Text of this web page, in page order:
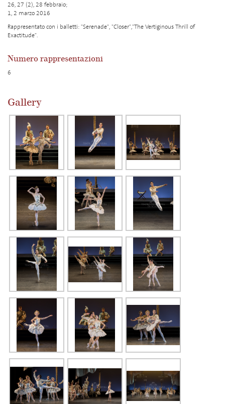
26, 27 (2), 28 febbraio;
1, 2 marzo 2016
Rappresentato con i balletti: "Serenade", "Closer","The Vertiginous Thrill of
Exactitude".
Numero rappresentazioni
6
Gallery